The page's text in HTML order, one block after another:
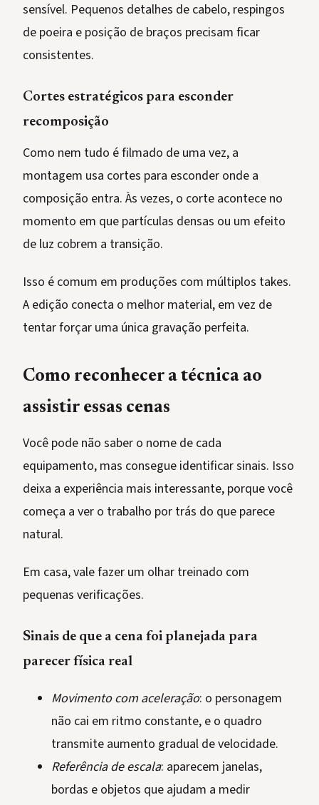
sensível. Pequenos detalhes de cabelo, respingos
de poeira e posição de braços precisam ficar
consistentes.
Cortes estratégicos para esconder
recomposição
Como nem tudo é filmado de uma vez, a
montagem usa cortes para esconder onde a
composição entra. Às vezes, o corte acontece no
momento em que partículas densas ou um efeito
de luz cobrem a transição.
Isso é comum em produções com múltiplos takes.
A edição conecta o melhor material, em vez de
tentar forçar uma única gravação perfeita.
Como reconhecer a técnica ao
assistir essas cenas
Você pode não saber o nome de cada
equipamento, mas consegue identificar sinais. Isso
deixa a experiência mais interessante, porque você
começa a ver o trabalho por trás do que parece
natural.
Em casa, vale fazer um olhar treinado com
pequenas verificações.
Sinais de que a cena foi planejada para
parecer física real
Movimento com aceleração: o personagem
não cai em ritmo constante, e o quadro
transmite aumento gradual de velocidade.
Referência de escala: aparecem janelas,
bordas e objetos que ajudam a medir